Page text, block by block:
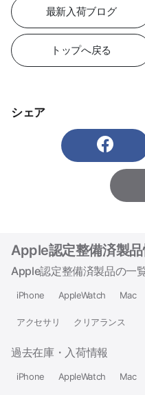
最新入荷ブログ
トップへ戻る
シェア
Apple認定整備済製品
Apple認定整備済製品の一
iPhone AppleWatch Mac
アクセサリ クリアランス
過去在庫・入荷情報
iPhone AppleWatch Mac